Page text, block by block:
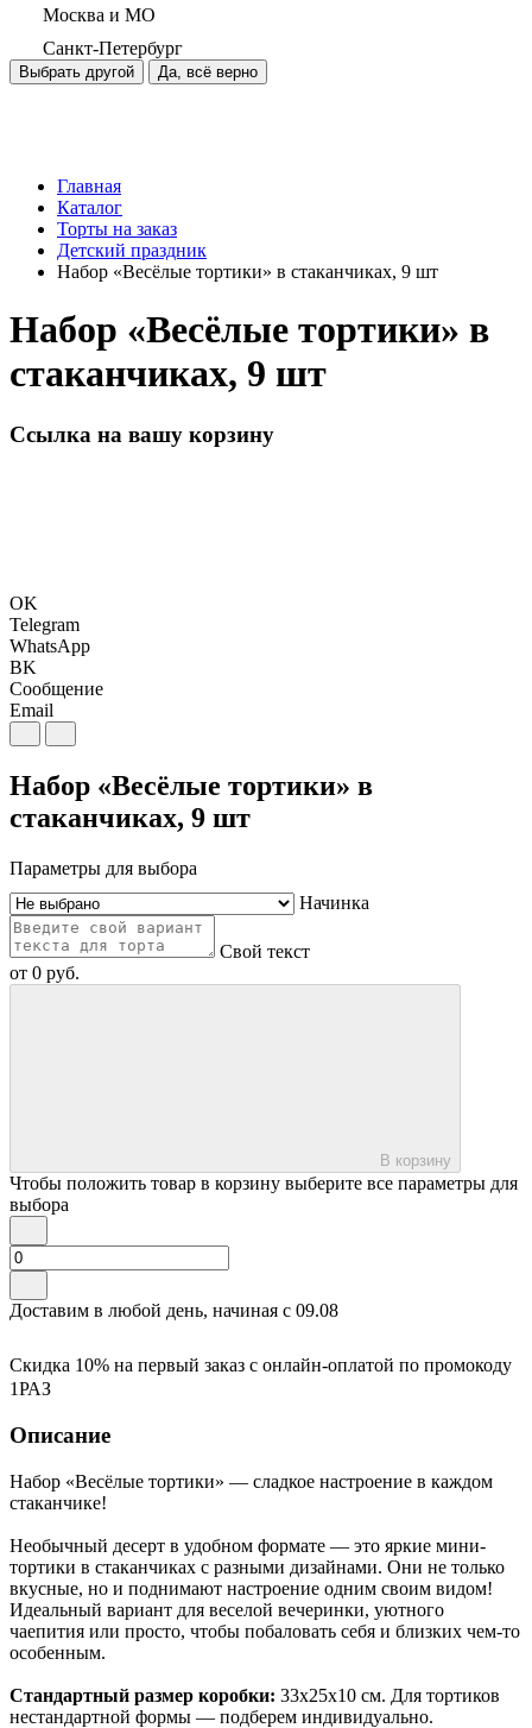
Москва и МО
Санкт-Петербург
Выбрать другой Да, всё верно
Главная
Каталог
Торты на заказ
Детский праздник
Набор «Весёлые тортики» в стаканчиках, 9 шт
Набор «Весёлые тортики» в
стаканчиках, 9 шт
Ссылка на вашу корзину
OK
Telegram
WhatsApp
BK
Сообщение
Email
Набор «Весёлые тортики» в
стаканчиках, 9 шт
Параметры для выбора
Начинка
Свой текст
от 0 руб.
В корзину
Чтобы положить товар в корзину выберите все параметры для
выбора
Доставим в любой день, начиная с 09.08
Скидка 10% на первый заказ с онлайн-оплатой по промокоду
1РАЗ
Описание
Набор «Весёлые тортики» — сладкое настроение в каждом
стаканчике!
Необычный десерт в удобном формате — это яркие мини-
тортики в стаканчиках с разными дизайнами. Они не только
вкусные, но и поднимают настроение одним своим видом!
Идеальный вариант для веселой вечеринки, уютного
чаепития или просто, чтобы побаловать себя и близких чем-то
особенным.
Стандартный размер коробки: 33х25х10 см. Для тортиков
нестандартной формы — подберем индивидуально.